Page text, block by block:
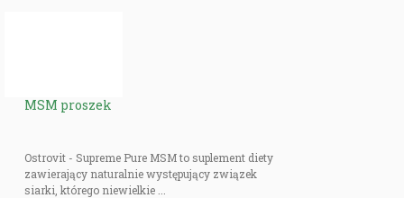
MSM proszek
Ostrovit - Supreme Pure MSM to suplement diety
zawierający naturalnie występujący związek
siarki, którego niewielkie ...